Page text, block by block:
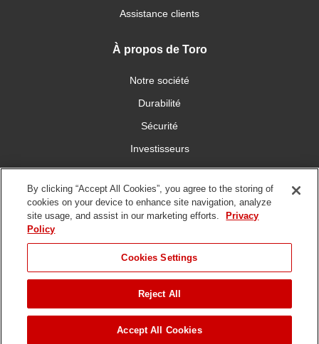
PASSER À
Assistance clients
À propos de Toro
Notre société
Durabilité
Sécurité
Investisseurs
Carrières
Communiquez avec nous
d'utilisation
Politique de
confidentialité
Copyright/DMCA
2026 The Toro Company. Tous droits réservés.
By clicking “Accept All Cookies”, you agree to the storing of
cookies on your device to enhance site navigation, analyze
site usage, and assist in our marketing efforts.
Privacy
Policy
Cookies Settings
Reject All
Accept All Cookies